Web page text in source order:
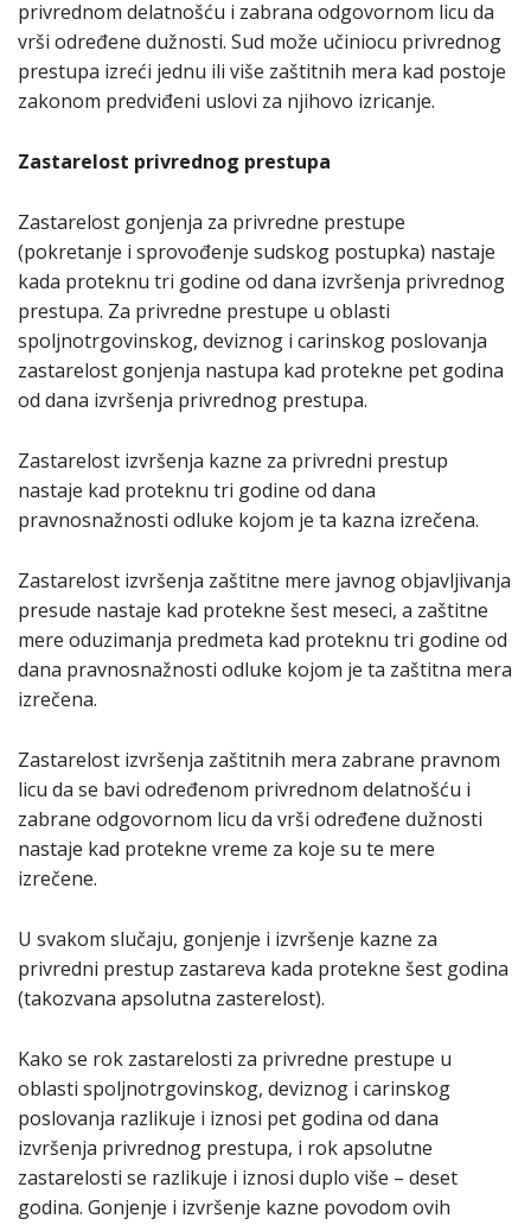
privrednom delatnošću i zabrana odgovornom licu da
vrši određene dužnosti. Sud može učiniocu privrednog
prestupa izreći jednu ili više zaštitnih mera kad postoje
zakonom predviđeni uslovi za njihovo izricanje.
Zastarelost privrednog prestupa
Zastarelost gonjenja za privredne prestupe
(pokretanje i sprovođenje sudskog postupka) nastaje
kada proteknu tri godine od dana izvršenja privrednog
prestupa. Za privredne prestupe u oblasti
spoljnotrgovinskog, deviznog i carinskog poslovanja
zastarelost gonjenja nastupa kad protekne pet godina
od dana izvršenja privrednog prestupa.
Zastarelost izvršenja kazne za privredni prestup
nastaje kad proteknu tri godine od dana
pravnosnažnosti odluke kojom je ta kazna izrečena.
Zastarelost izvršenja zaštitne mere javnog objavljivanja
presude nastaje kad protekne šest meseci, a zaštitne
mere oduzimanja predmeta kad proteknu tri godine od
dana pravnosnažnosti odluke kojom je ta zaštitna mera
izrečena.
Zastarelost izvršenja zaštitnih mera zabrane pravnom
licu da se bavi određenom privrednom delatnošću i
zabrane odgovornom licu da vrši određene dužnosti
nastaje kad protekne vreme za koje su te mere
izrečene.
U svakom slučaju, gonjenje i izvršenje kazne za
privredni prestup zastareva kada protekne šest godina
(takozvana apsolutna zasterelost).
Kako se rok zastarelosti za privredne prestupe u
oblasti spoljnotrgovinskog, deviznog i carinskog
poslovanja razlikuje i iznosi pet godina od dana
izvršenja privrednog prestupa, i rok apsolutne
zastarelosti se razlikuje i iznosi duplo više – deset
godina. Gonjenje i izvršenje kazne povodom ovih